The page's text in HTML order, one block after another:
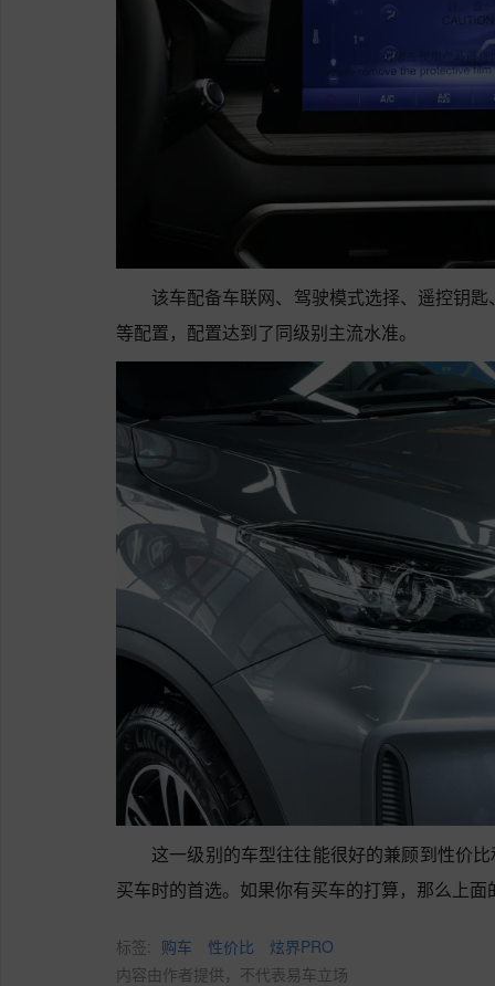
该车配备车联网、驾驶模式选择、遥控钥
等配置，配置达到了同级别主流水准。
这一级别的车型往往能很好的兼顾到性价
买车时的首选。如果你有买车的打算，那么上
标签: 购车 性价比
炫界PRO
内容由作者提供，不代表易车立场